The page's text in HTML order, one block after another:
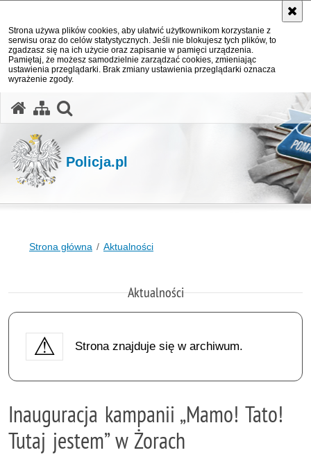
Strona używa plików cookies, aby ułatwić użytkownikom korzystanie z
serwisu oraz do celów statystycznych. Jeśli nie blokujesz tych plików, to
zgadzasz się na ich użycie oraz zapisanie w pamięci urządzenia.
Pamiętaj, że możesz samodzielnie zarządzać cookies, zmieniając
ustawienia przeglądarki. Brak zmiany ustawienia przeglądarki oznacza
wyrażenie zgody.
Policja.pl
Strona główna Aktualności
Aktualności
Strona znajduje się w archiwum.
Inauguracja kampanii „Mamo! Tato!
Tutaj jestem” w Żorach